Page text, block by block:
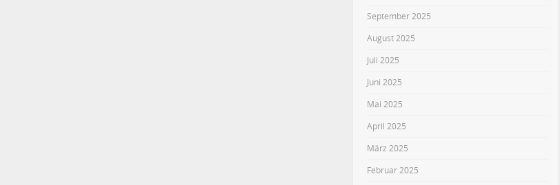
September 2025
August 2025
Juli 2025
Juni 2025
Mai 2025
April 2025
März 2025
Februar 2025